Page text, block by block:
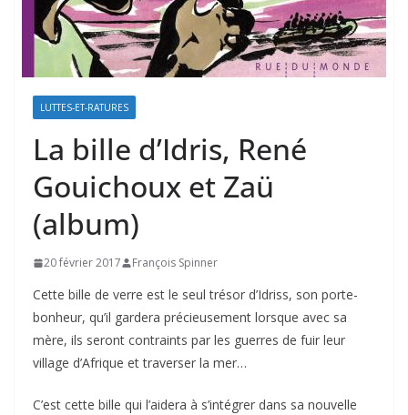
LUTTES-ET-RATURES
La bille d’Idris, René
Gouichoux et Zaü
(album)
20 février 2017 François Spinner
Cette bille de verre est le seul trésor d’Idriss, son porte-
bonheur, qu’il gardera précieusement lorsque avec sa
mère, ils seront contraints par les guerres de fuir leur
village d’Afrique et traverser la mer…
C’est cette bille qui l’aidera à s’intégrer dans sa nouvelle